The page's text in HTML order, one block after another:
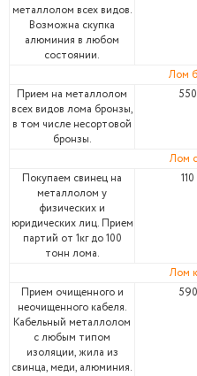
металлолом всех видов.
Возможна скупка
алюминия в любом
состоянии.
Лом
Прием на металлолом
всех видов лома бронзы,
в том числе несортовой
бронзы.
Лом
Покупаем свинец на
металлолом у
физических и
юридических лиц. Прием
партий от 1кг до 100
тонн лома.
Лом
Прием очищенного и
неочищенного кабеля.
Кабельный металлолом
с любым типом
изоляции, жила из
свинца, меди, алюминия.